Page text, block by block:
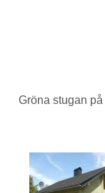
Gröna stugan på